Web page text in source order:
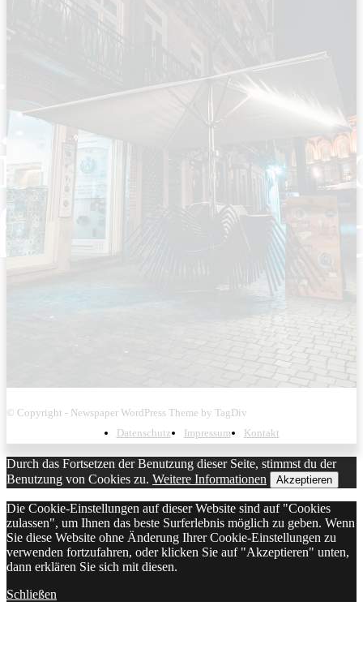
© Copyright - Newspaper WordPress Theme by TagDiv
Datenschutz
Impressum Kontakt
Durch das Fortsetzen der Benutzung dieser Seite, stimmst du der
Benutzung von Cookies zu. Weitere Informationen Akzeptieren
Die Cookie-Einstellungen auf dieser Website sind auf "Cookies
zulassen", um Ihnen das beste Surferlebnis möglich zu geben. Wenn
Sie diese Website ohne Änderung Ihrer Cookie-Einstellungen zu
verwenden fortzufahren, oder klicken Sie auf "Akzeptieren" unten,
dann erklären Sie sich mit diesen.
Schließen